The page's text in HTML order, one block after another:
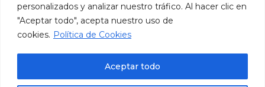
personalizados y analizar nuestro tráfico. Al hacer clic en
"Aceptar todo", acepta nuestro uso de
cookies. Política de Cookies
Aceptar todo